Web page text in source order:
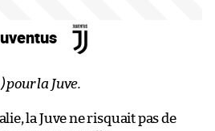
pour la Juve.
la Juve ne risquait pas de